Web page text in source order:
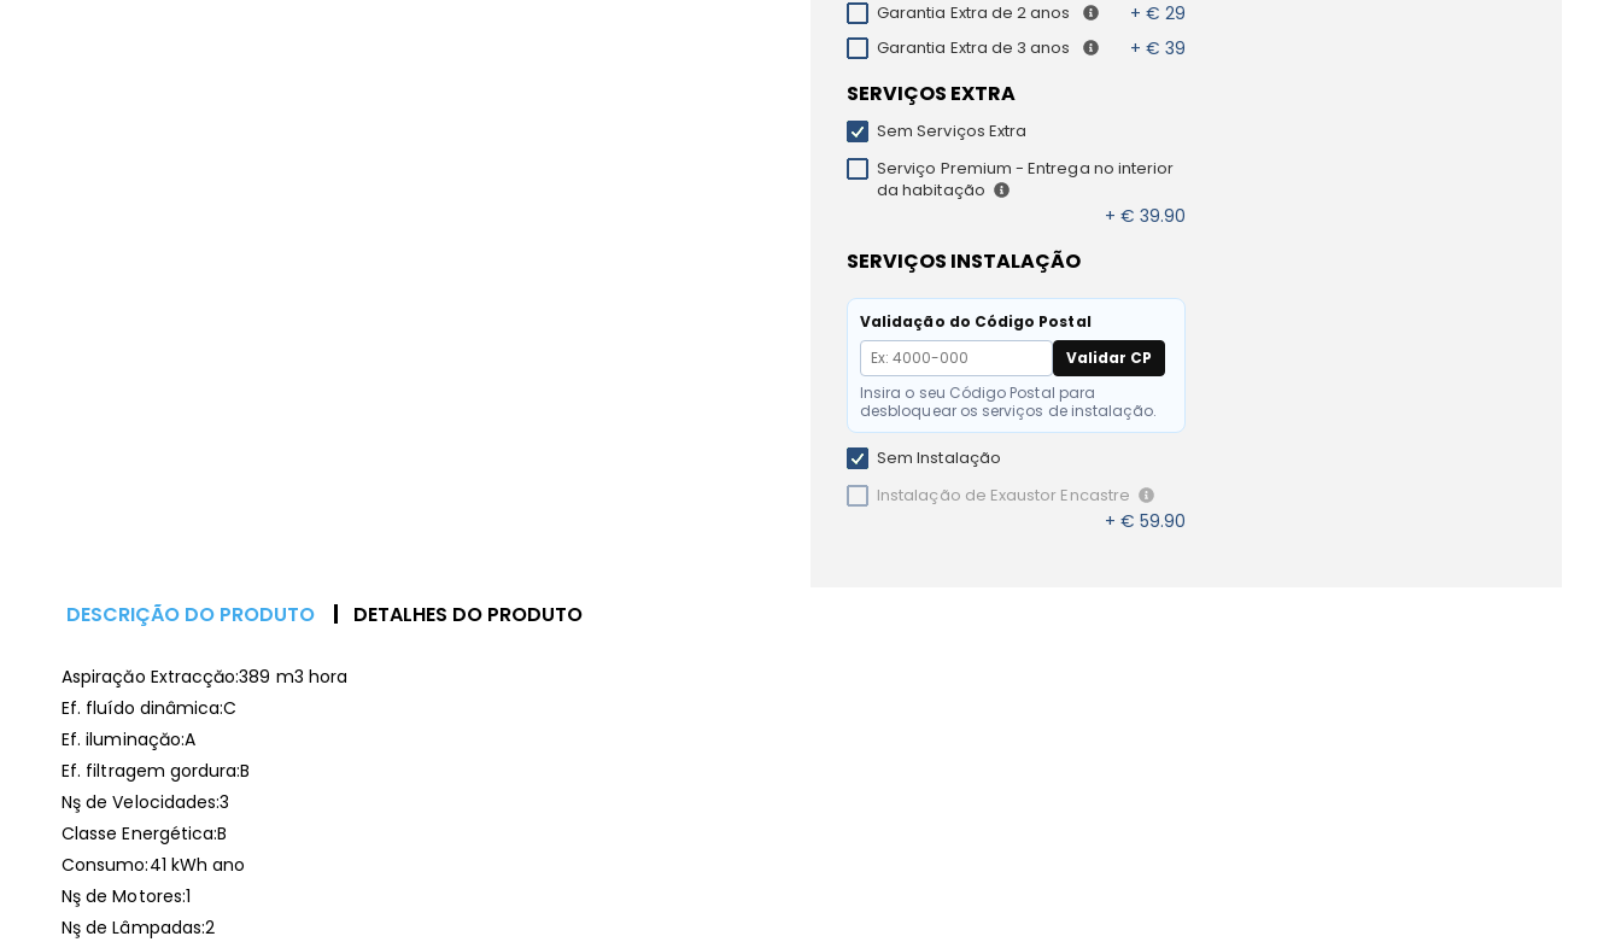
Garantia Extra de 2 anos + € 29
Garantia Extra de 3 anos + € 39
SERVIÇOS EXTRA
Sem Serviços Extra
Serviço Premium - Entrega no interior
da habitação
+ € 39.90
SERVIÇOS INSTALAÇÃO
Validação do Código Postal
Validar CP
Insira o seu Código Postal para
desbloquear os serviços de instalação.
Sem Instalação
Instalação de Exaustor Encastre
+ € 59.90
DESCRIÇÃO DO PRODUTO DETALHES DO PRODUTO
Aspiraçăo Extracçăo:389 m3 hora
Ef. fluído dinâmica:C
Ef. iluminaçăo:A
Ef. filtragem gordura:B
Nş de Velocidades:3
Classe Energética:B
Consumo:41 kWh ano
Nş de Motores:1
Nş de Lâmpadas:2